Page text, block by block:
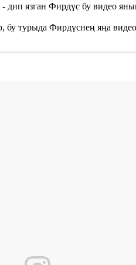
дип язган Фирдүс бу видео
бу турыда Фирдүснең яңа